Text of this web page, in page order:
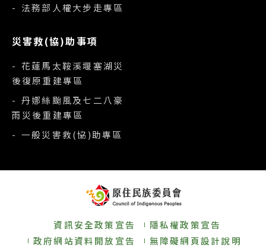
- 法務部人權大步走專區
災害救(協)助事項
- 花蓮馬太鞍溪堰塞湖災
後復原重建專區
- 丹娜絲颱風及七二八豪
雨災後重建專區
- 一般災害救(協)助專區
資訊安全政策宣告
隱私權政策宣告
政府網站資料開放宣告
無障礙網頁設計說明